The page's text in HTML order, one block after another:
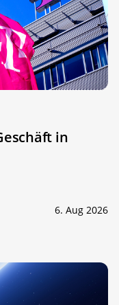
in
6. Aug 2026